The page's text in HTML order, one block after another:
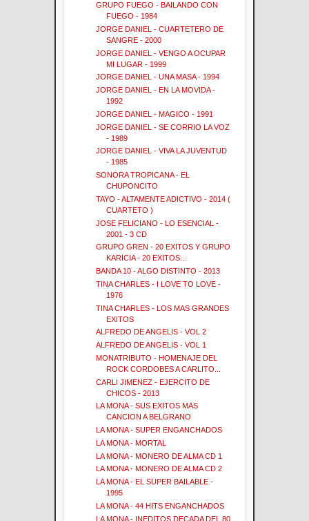
GRUPO FUEGO - BAILANDO CON
FUEGO - 1984
JORGE DANIEL - CUARTETERO DE
SANGRE - 2000
JORGE DANIEL - VENGO A OCUPAR
MI LUGAR - 1999
JORGE DANIEL - UNA MASA - 1994
JORGE DANIEL - EN LA MOVIDA -
1992
JORGE DANIEL - MAGICO - 1991
JORGE DANIEL - SE CORRIO LA VOZ
- 1989
JORGE DANIEL - VIVA LA JUVENTUD
- 1985
SONORA TROPICANA - EL
CHUPONCITO
TAYO - ALTAMENTE ADICTIVO - 2014 (
CUARTETO )
JOSE FELICIANO - LO ESENCIAL -
2001 - 3 CD
GRUPO GREN - 20 EXITOS Y GRUPO
KARICIA - 20 EXITOS...
BANDA 10 - ALGO DISTINTO - 2013
TINA CHARLES - I LOVE TO LOVE -
1976
TINA CHARLES - LOS MAS GRANDES
EXITOS
ALFREDO DE ANGELIS - VOL 2
ALFREDO DE ANGELIS - VOL 1
MONATRIBUTO - HOMENAJE DEL
ROCK CORDOBES A CARLITO...
CARLI JIMENEZ - EJERCITO DE
CHICOS - 2013
LA MONA - SUS EXITOS MAS
CANCION A BELGRANO
LA MONA - SUPER ENGANCHADOS
LA MONA - MORTAL
LA MONA - MONERO DE ALMA CD 1
LA MONA - MONERO DE ALMA CD 2
LA MONA - EL SUPER BAILABLE -
1995
LA MONA - 44 HITS ENGANCHADOS
LA MONA - INEDITOS DECADA DEL 80